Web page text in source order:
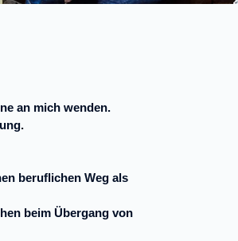
an mich wenden.
beruflichen Weg als
beim Übergang von